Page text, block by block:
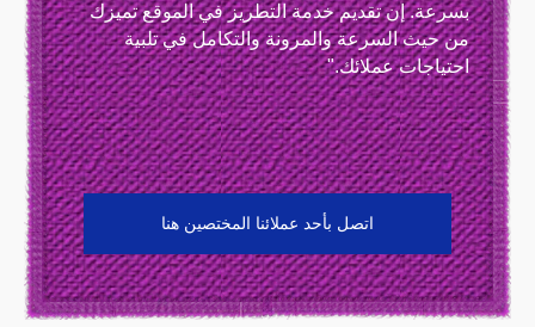
بسرعة. إن تقديم خدمة التطريز في الموقع تميزك
من حيث السرعة والمرونة والتكامل في تلبية
احتياجات عملائك."
اتصل بأحد عملائنا المختصين هنا